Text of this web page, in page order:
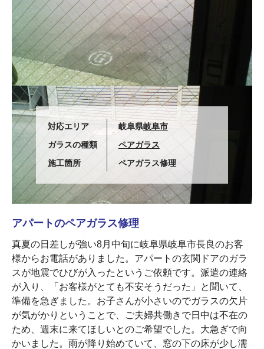
対応エリア 岐阜県岐阜市
ガラスの種類
ペアガラス
施工箇所
ペアガラス修理
アパートのペアガラス修理
真夏の日差しが強い8月中旬に岐阜県岐阜市長良のお客
様からお電話がありました。アパートの玄関ドアのガラ
スが地震でひびが入ったというご依頼です。派遣の連絡
が入り、「お客様がとても不安そうだった」と聞いて、
準備を急ぎました。お子さんが小さいのでガラスの欠片
が気がかりということで、ご夫婦共働きで日中は不在の
ため、週末に来てほしいとのご希望でした。大急ぎで向
かいました。雨が降り始めていて、窓の下の床が少し濡